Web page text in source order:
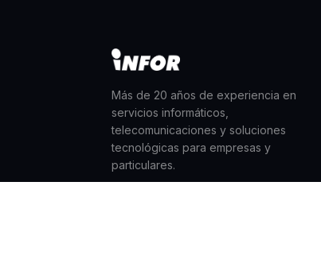
Más de 20 años de experiencia en
servicios informáticos,
telecomunicaciones y soluciones
tecnológicas para empresas y
particulares.